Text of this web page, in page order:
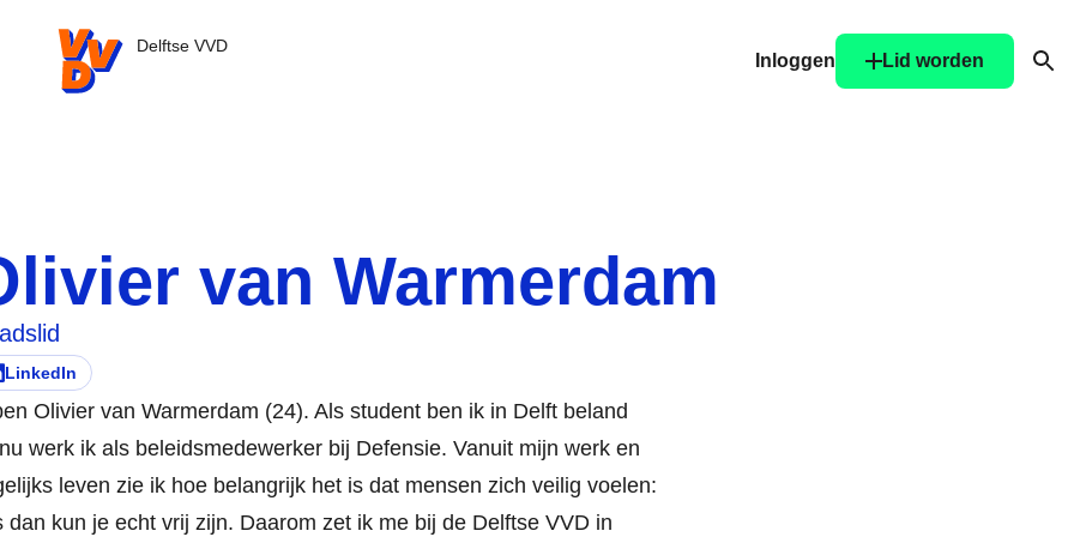
VVD.nl - Ga naar de homepage
Delftse VVD
Inloggen
Lid worden
van Warmerdam
deze persoon zijn/haar
LinkedInin nieuw tabblad)
Olivier van Warmerdam (24). Als student ben ik in Delft beland
werk ik als beleidsmedewerker bij Defensie. Vanuit mijn werk en
leven zie ik hoe belangrijk het is dat mensen zich veilig voelen:
dan kun je echt vrij zijn. Daarom zet ik me bij de Delftse VVD in